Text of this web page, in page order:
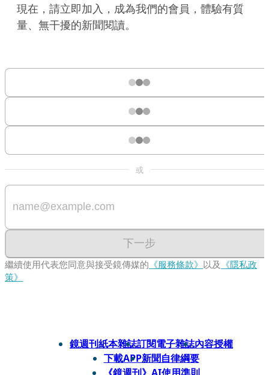
現在，請立即加入，成為我們的會員，體驗有質
量、無干擾的新聞閱讀。
或
下一步
繼續使用代表您同意與接受鏡傳媒的 《服務條款》 以及 《隱私政
策》
鏡週刊紙本雜誌訂閱電子雜誌內容授權
下載APP新聞自律綱要